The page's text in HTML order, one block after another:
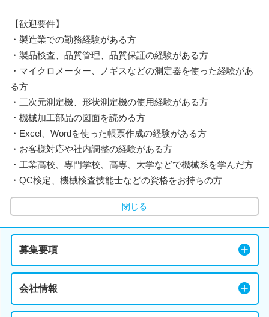
【歓迎要件】
・製造業での勤務経験がある方
・製品検査、品質管理、品質保証の経験がある方
・マイクロメーター、ノギスなどの測定器を使った経験があ
る方
・三次元測定機、形状測定機の使用経験がある方
・機械加工部品の図面を読める方
・Excel、Wordを使った帳票作成の経験がある方
・お客様対応や社内調整の経験がある方
・工業高校、専門学校、高専、大学などで機械系を学んだ方
・QC検定、機械検査技能士などの資格をお持ちの方
閉じる
募集要項
会社情報